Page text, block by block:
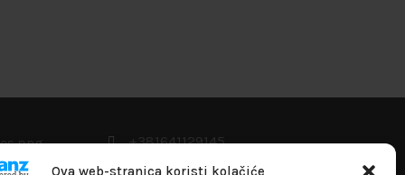
Ova web-stranica koristi kolačiće
+381641129145
info@flakhobby.com